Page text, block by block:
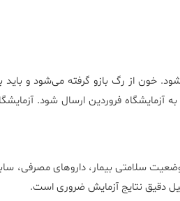
خون از رگ بازو گرفته می‌شود و
فروردین ارسال شود.
سلامتی بیمار، داروهای مصرفی،
دقیق نتایج آزمایش ضروری است.